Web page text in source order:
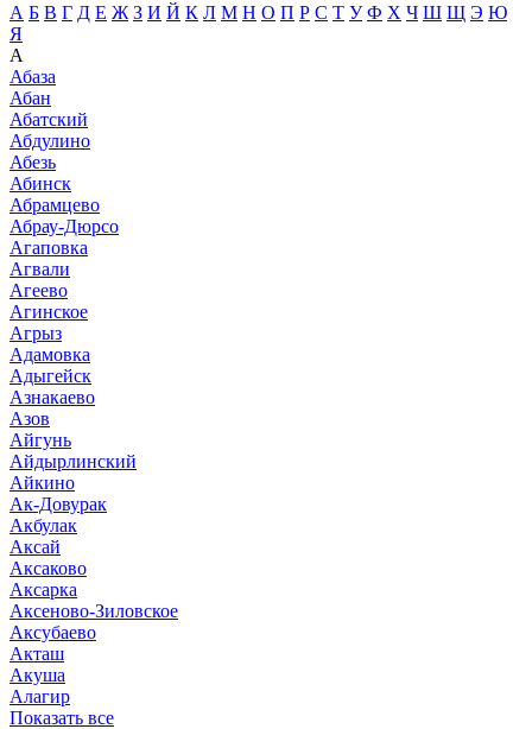
А Б В Г Д Е Ж З И Й К Л М Н О П Р С Т У Ф Х Ч Ш Щ Э Ю
Я
А
Абаза
Абан
Абатский
Абдулино
Абезь
Абинск
Абрамцево
Абрау-Дюрсо
Агаповка
Агвали
Агеево
Агинское
Агрыз
Адамовка
Адыгейск
Азнакаево
Азов
Айгунь
Айдырлинский
Айкино
Ак-Довурак
Акбулак
Аксай
Аксаково
Аксарка
Аксеново-Зиловское
Аксубаево
Акташ
Акуша
Алагир
Показать все